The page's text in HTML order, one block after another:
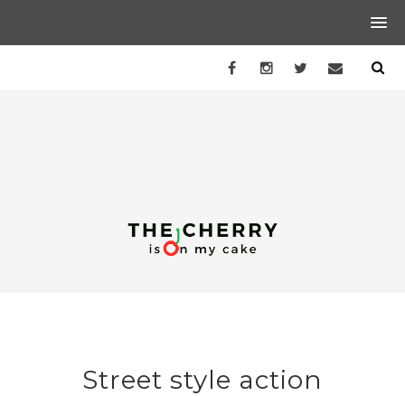
Street style action